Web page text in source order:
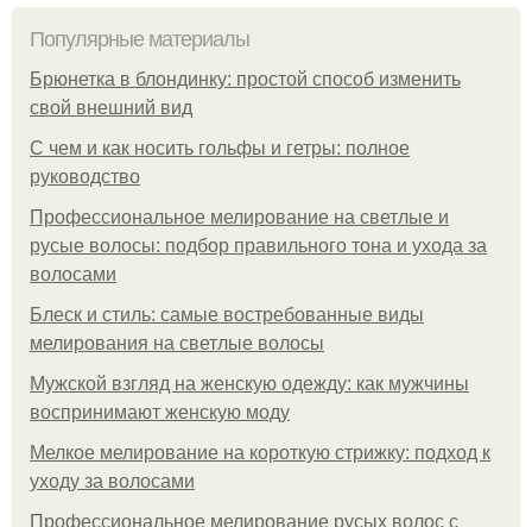
Популярные материалы
Брюнетка в блондинку: простой способ изменить
свой внешний вид
С чем и как носить гольфы и гетры: полное
руководство
Профессиональное мелирование на светлые и
русые волосы: подбор правильного тона и ухода за
волосами
Блеск и стиль: самые востребованные виды
мелирования на светлые волосы
Мужской взгляд на женскую одежду: как мужчины
воспринимают женскую моду
Мелкое мелирование на короткую стрижку: подход к
уходу за волосами
Профессиональное мелирование русых волос с